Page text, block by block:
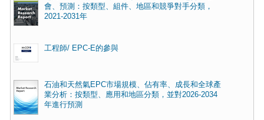
會、預測：按類型、組件、地區和競爭對手分類，
2021-2031年
工程師/ EPC-E的參與
石油和天然氣EPC市場規模、佔有率、成長和全球產
業分析：按類型、應用和地區分類，並對2026-2034
年進行預測